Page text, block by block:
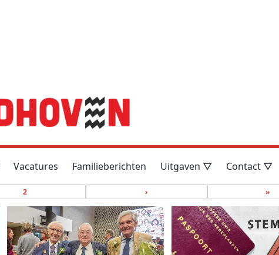
Vacatures Familieberichten Uitgaven ▽ Contact ▽
2 › »